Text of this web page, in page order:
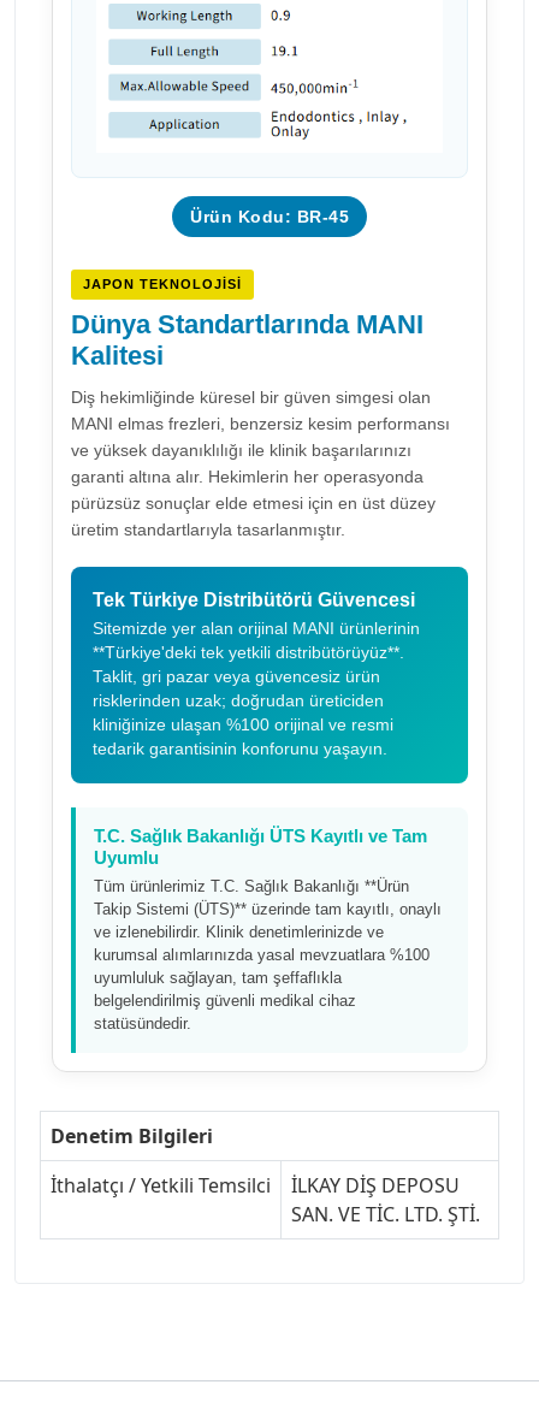
Ürün Kodu: BR-45
JAPON TEKNOLOJISI
Dünya Standartlarında MANI
Kalitesi
Diş hekimliğinde küresel bir güven simgesi olan
MANI elmas frezleri, benzersiz kesim performansı
ve yüksek dayanıklılığı ile klinik başarılarınızı
garanti altına alır. Hekimlerin her operasyonda
pürüzsüz sonuçlar elde etmesi için en üst düzey
üretim standartlarıyla tasarlanmıştır.
Tek Türkiye Distribütörü Güvencesi
Sitemizde yer alan orijinal MANI ürünlerinin
**Türkiye'deki tek yetkili distribütörüyüz**.
Taklit, gri pazar veya güvencesiz ürün
risklerinden uzak; doğrudan üreticiden
kliniğinize ulaşan %100 orijinal ve resmi
tedarik garantisinin konforunu yaşayın.
T.C. Sağlık Bakanlığı ÜTS Kayıtlı ve Tam
Uyumlu
Tüm ürünlerimiz T.C. Sağlık Bakanlığı **Ürün
Takip Sistemi (ÜTS)** üzerinde tam kayıtlı, onaylı
ve izlenebilirdir. Klinik denetimlerinizde ve
kurumsal alımlarınızda yasal mevzuatlara %100
uyumluluk sağlayan, tam şeffaflıkla
belgelendirilmiş güvenli medikal cihaz
statüsündedir.
Denetim Bilgileri
İthalatçı / Yetkili Temsilci
İLKAY DİŞ DEPOSU
SAN. VE TİC. LTD. ŞTİ.